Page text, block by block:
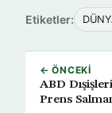
Etiketler:
← ÖNCEKI
ABD
Prens